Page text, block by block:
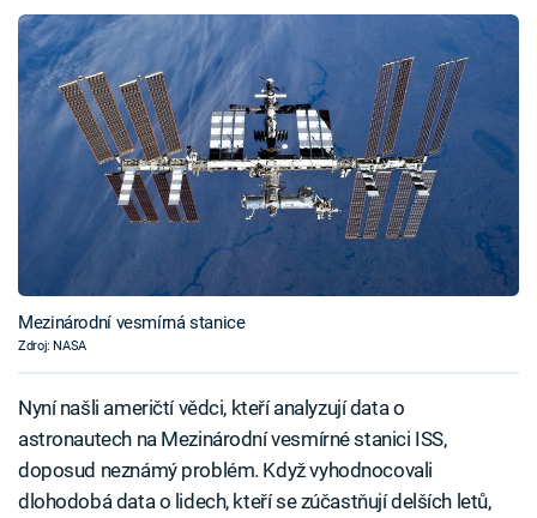
Mezinárodní vesmírná stanice
Zdroj: NASA
Nyní našli američtí vědci, kteří analyzují data o
astronautech na Mezinárodní vesmírné stanici ISS,
doposud neznámý problém. Když vyhodnocovali
dlohodobá data o lidech, kteří se zúčastňují delších letů,